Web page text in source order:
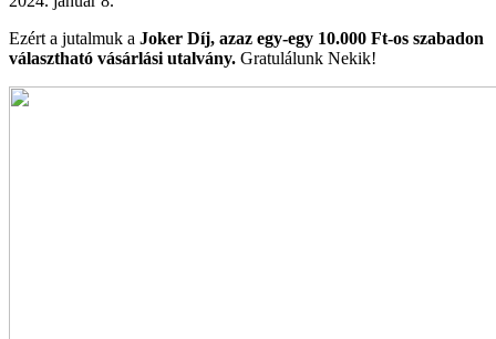
Ezért a jutalmuk a Joker Díj, azaz egy-egy 10.000 Ft-os szabadon
választható vásárlási utalvány. Gratulálunk Nekik!